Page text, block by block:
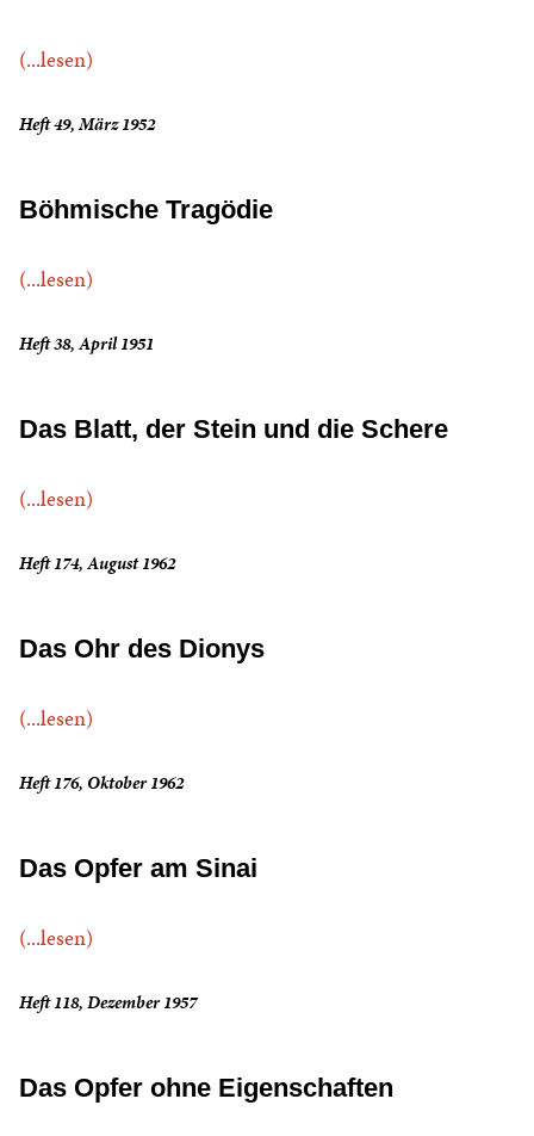
(...lesen)
Heft 49, März 1952
Böhmische Tragödie
(...lesen)
Heft 38, April 1951
Das Blatt, der Stein und die Schere
(...lesen)
Heft 174, August 1962
Das Ohr des Dionys
(...lesen)
Heft 176, Oktober 1962
Das Opfer am Sinai
(...lesen)
Heft 118, Dezember 1957
Das Opfer ohne Eigenschaften